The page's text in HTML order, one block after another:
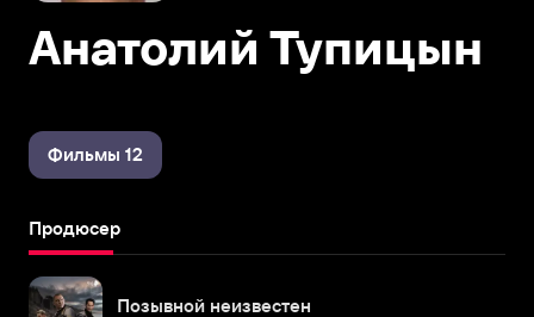
Анатолий Тупицын
Фильмы 12
Продюсер
Позывной неизвестен